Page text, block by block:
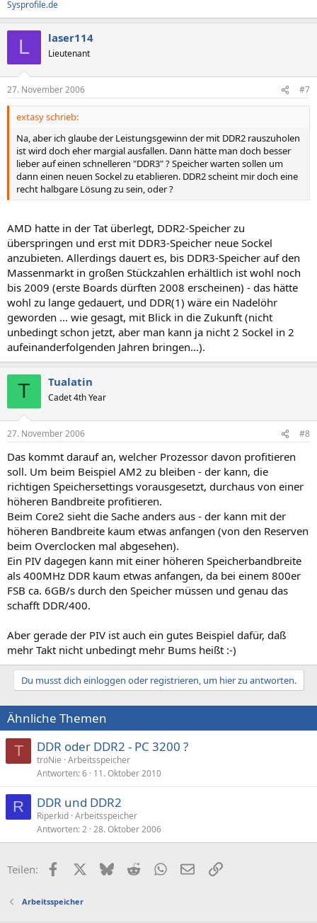
Sysprofile.de
L laser114
Lieutenant
27. November 2006 #7
extasy schrieb:
Na, aber ich glaube der Leistungsgewinn der mit DDR2 rauszuholen
ist wird doch eher margial ausfallen. Dann hätte man doch besser
lieber auf einen schnelleren "DDR3" ? Speicher warten sollen um
dann einen neuen Sockel zu etablieren. DDR2 scheint mir doch eine
recht halbgare Lösung zu sein, oder ?
AMD hatte in der Tat überlegt, DDR2-Speicher zu
überspringen und erst mit DDR3-Speicher neue Sockel
anzubieten. Allerdings dauert es, bis DDR3-Speicher auf den
Massenmarkt in großen Stückzahlen erhältlich ist wohl noch
bis 2009 (erste Boards dürften 2008 erscheinen) - das hätte
wohl zu lange gedauert, und DDR(1) wäre ein Nadelöhr
geworden ... wie gesagt, mit Blick in die Zukunft (nicht
unbedingt schon jetzt, aber man kann ja nicht 2 Sockel in 2
aufeinanderfolgenden Jahren bringen...).
T Tualatin
Cadet 4th Year
27. November 2006 #8
Das kommt darauf an, welcher Prozessor davon profitieren
soll. Um beim Beispiel AM2 zu bleiben - der kann, die
richtigen Speichersettings vorausgesetzt, durchaus von einer
höheren Bandbreite profitieren.
Beim Core2 sieht die Sache anders aus - der kann mit der
höheren Bandbreite kaum etwas anfangen (von den Reserven
beim Overclocken mal abgesehen).
Ein PIV dagegen kann mit einer höheren Speicherbandbreite
als 400MHz DDR kaum etwas anfangen, da bei einem 800er
FSB ca. 6GB/s durch den Speicher müssen und genau das
schafft DDR/400.
Aber gerade der PIV ist auch ein gutes Beispiel dafür, daß
mehr Takt nicht unbedingt mehr Bums heißt :-)
Du musst dich einloggen oder registrieren, um hier zu antworten.
Ähnliche Themen
T DDR oder DDR2 - PC 3200 ?
troNie Arbeitsspeicher
Antworten 6 11. Oktober 2010
R DDR und DDR2
Riperkid Arbeitsspeicher
Antworten 2 28. Oktober 2006
Teilen: FacebookX (Twitter)
BlueskyRedditWhatsApp
E-MailLink
Arbeitsspeicher